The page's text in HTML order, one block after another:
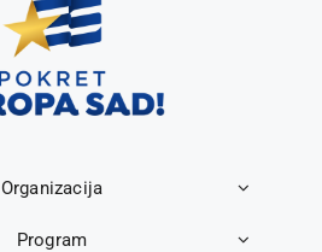
Organizacija
Program